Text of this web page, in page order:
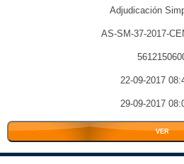
Adjudicación
AS-SM-37-2017-
22-09-2017
29-09-2017
VER